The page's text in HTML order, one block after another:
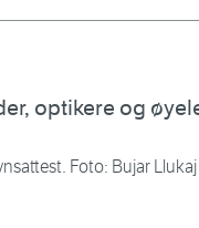
optikere og
Foto: Bujar Llukaj